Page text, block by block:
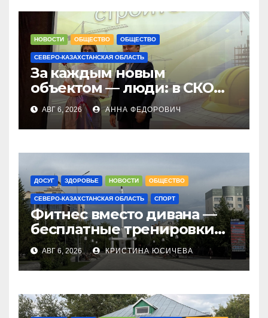
НОВОСТИ ОБЩЕСТВО ОБЩЕСТВО
СЕВЕРО-КАЗАХСТАНСКАЯ ОБЛАСТЬ
За каждым новым
объектом — люди: в СКО
чествовали строителей
АВГ 6, 2026 АННА ФЕДОРОВИЧ
ДОСУГ ЗДОРОВЬЕ НОВОСТИ ОБЩЕСТВО
СЕВЕРО-КАЗАХСТАНСКАЯ ОБЛАСТЬ СПОРТ
Фитнес вместо дивана —
бесплатные тренировки
запускают в
Петропавловске
АВГ 6, 2026 КРИСТИНА ЮСИЧЕВА